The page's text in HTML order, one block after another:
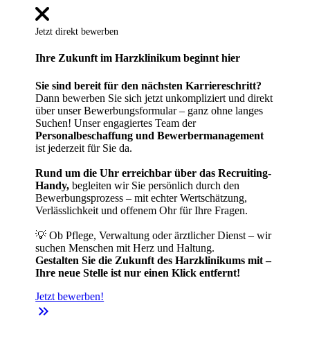
Jetzt direkt bewerben
Ihre Zukunft im Harzklinikum beginnt hier
Sie sind bereit für den nächsten Karriereschritt?
Dann bewerben Sie sich jetzt unkompliziert und direkt
über unser Bewerbungsformular – ganz ohne langes
Suchen! Unser engagiertes Team der
Personalbeschaffung und Bewerbermanagement
ist jederzeit für Sie da.
Rund um die Uhr erreichbar über das Recruiting-
Handy, begleiten wir Sie persönlich durch den
Bewerbungsprozess – mit echter Wertschätzung,
Verlässlichkeit und offenem Ohr für Ihre Fragen.
💡 Ob Pflege, Verwaltung oder ärztlicher Dienst – wir
suchen Menschen mit Herz und Haltung.
Gestalten Sie die Zukunft des Harzklinikums mit –
Ihre neue Stelle ist nur einen Klick entfernt!
Jetzt bewerben!
keyboard_double_arrow_right